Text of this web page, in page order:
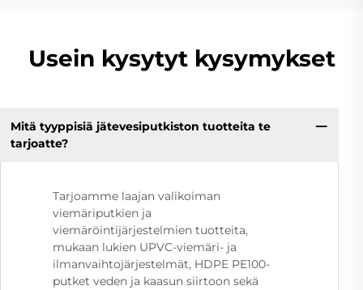
Usein kysytyt kysymykset
Mitä tyyppisiä jätevesiputkiston tuotteita te
tarjoatte?
Tarjoamme laajan valikoiman
viemäriputkien ja
viemäröintijärjestelmien tuotteita,
mukaan lukien UPVC-viemäri- ja
ilmanvaihtojärjestelmät, HDPE PE100-
putket veden ja kaasun siirtoon sekä